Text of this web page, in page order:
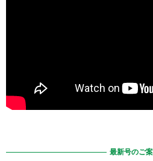
最新号のご